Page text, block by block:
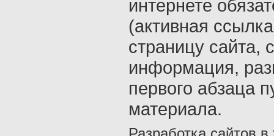
интернете
(активная
страницу сайта,
информация,
первого абзаца
материала.